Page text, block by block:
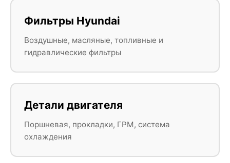
Фильтры Hyundai
Воздушные, масляные, топливные и
гидравлические фильтры
Детали двигателя
Поршневая, прокладки, ГРМ, система
охлаждения